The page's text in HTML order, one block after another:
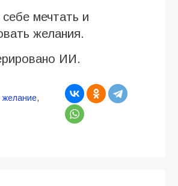
мечтать и
желания.
ИИ.
желание,